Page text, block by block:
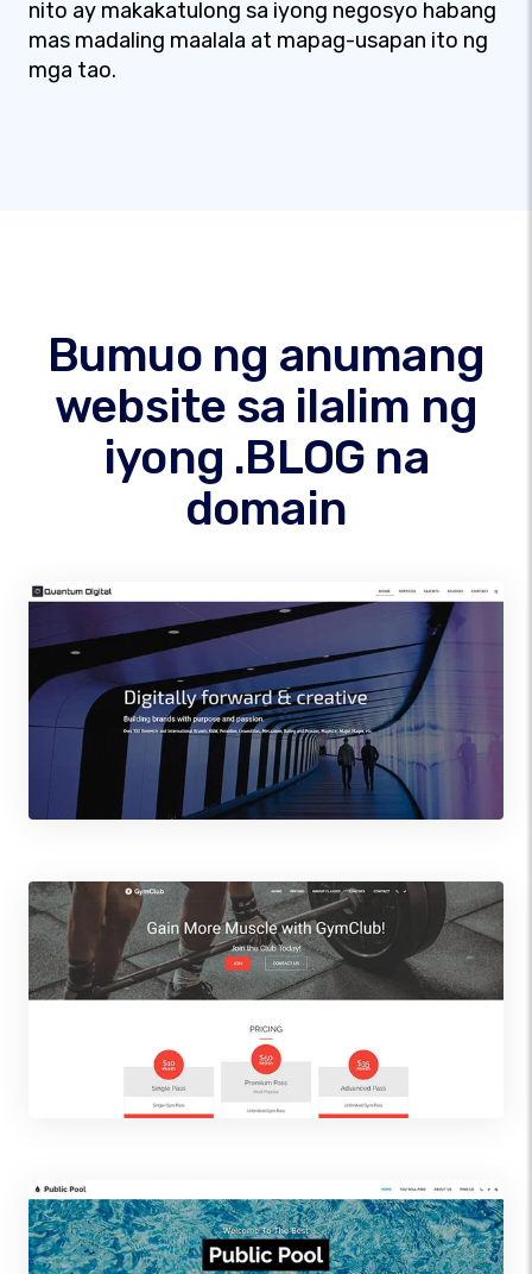
nito ay makakatulong sa iyong negosyo habang
mas madaling maalala at mapag-usapan ito ng
mga tao.
Bumuo ng anumang
website sa ilalim ng
iyong .BLOG na
domain